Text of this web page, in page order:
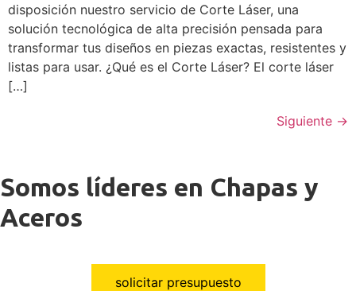
disposición nuestro servicio de Corte Láser, una
solución tecnológica de alta precisión pensada para
transformar tus diseños en piezas exactas, resistentes y
listas para usar. ¿Qué es el Corte Láser? El corte láser
[…]
Siguiente →
Somos líderes en Chapas y
Aceros
solicitar presupuesto